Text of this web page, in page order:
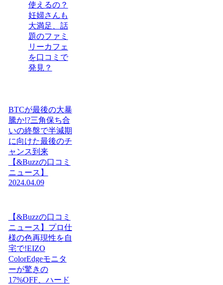
使えるの？
妊婦さんも
大満足、話
題のファミ
リーカフェ
を口コミで
発見？
BTCが最後の大暴
騰か!?三角保ち合
いの終盤で半減期
に向けた最後のチ
ャンス到来
【&Buzzの口コミ
ニュース】
2024.04.09
【&Buzzの口コミ
ニュース】プロ仕
様の色再現性を自
宅で!EIZO
ColorEdgeモニタ
ーが驚きの
17%OFF、ハード